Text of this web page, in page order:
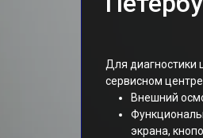
Для диагностики
сервисном
Внешний
экрана,